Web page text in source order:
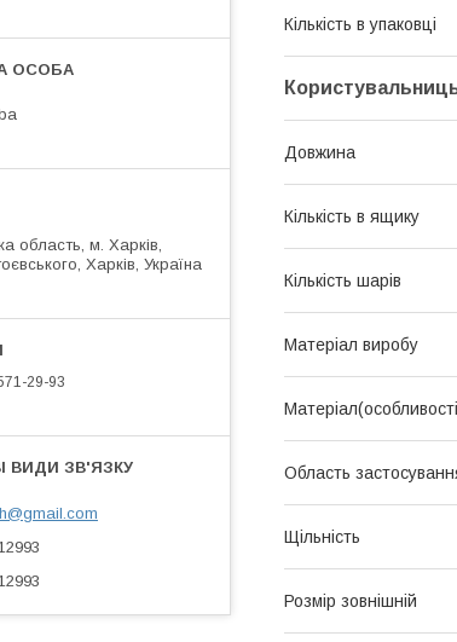
Кількість в упаковці
Довжина
Кількість в ящику
Кількість шарів
Матеріал виробу
Область
Щільність
Розмір зовнішній
область, м. Харків,
Харків, Україна
29-93